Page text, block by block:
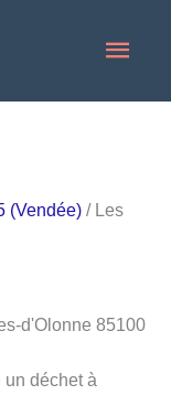
(Vendée) / Les
d'Olonne 85100
déchet à